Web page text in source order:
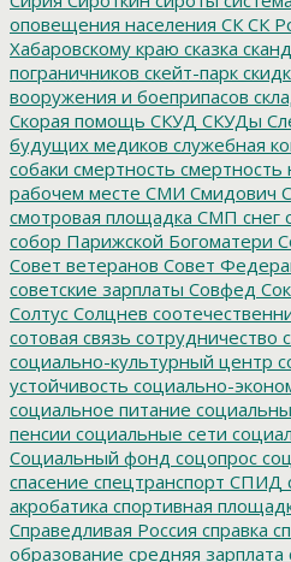
оповещения населения СК СК
Хабаровскому краю сказка
пограничников скейт-парк
вооружения и боеприпасов
Скорая помощь СКУД СКУДы
будущих медиков служебная
собаки смертность смертность
рабочем месте СМИ Смидович
смотровая площадка СМП снег
собор Парижской Богоматери
Совет ветеранов Совет
советские зарплаты Совфед
Солтус Солцнев
сотовая связь сотрудничество
социально-культурный центр
устойчивость социально-
социальное питание
пенсии социальные сети
Социальный фонд соцопрос
спасение спецтранспорт СПИД
акробатика спортивная
Справедливая Россия справка
образование средняя зарплата